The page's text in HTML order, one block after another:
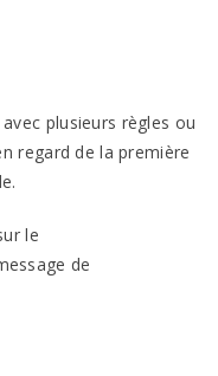
plusieurs règles ou
regard de la première
le
de